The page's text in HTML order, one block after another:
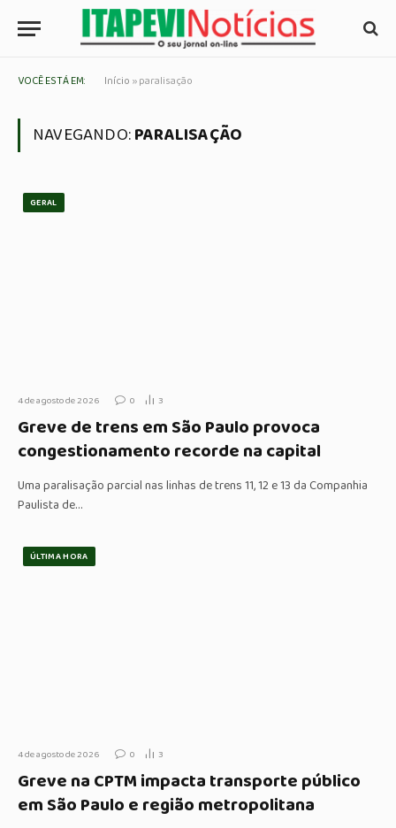
VOCÊ ESTÁ EM: Início »paralisação
NAVEGANDO:PARALISAÇÃO
GERAL
4 de agosto de 2026 0 3
Greve de trens em São Paulo provoca
congestionamento recorde na capital
Uma paralisação parcial nas linhas de trens 11, 12 e 13 da Companhia
Paulista de…
ÚLTIMA HORA
4 de agosto de 2026 0 3
Greve na CPTM impacta transporte público
em São Paulo e região metropolitana